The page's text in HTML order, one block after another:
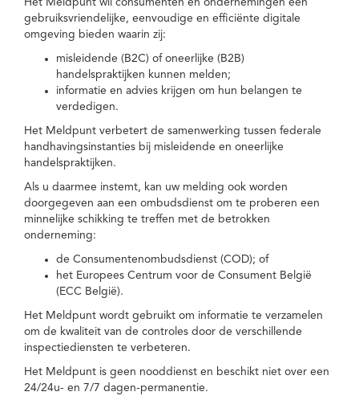
Het Meldpunt wil consumenten en ondernemingen een
gebruiksvriendelijke, eenvoudige en efficiënte digitale
omgeving bieden waarin zij:
misleidende (B2C) of oneerlijke (B2B)
handelspraktijken kunnen melden;
informatie en advies krijgen om hun belangen te
verdedigen.
Het Meldpunt verbetert de samenwerking tussen federale
handhavingsinstanties bij misleidende en oneerlijke
handelspraktijken.
Als u daarmee instemt, kan uw melding ook worden
doorgegeven aan een ombudsdienst om te proberen een
minnelijke schikking te treffen met de betrokken
onderneming:
de Consumentenombudsdienst (COD); of
het Europees Centrum voor de Consument België
(ECC België).
Het Meldpunt wordt gebruikt om informatie te verzamelen
om de kwaliteit van de controles door de verschillende
inspectiediensten te verbeteren.
Het Meldpunt is geen nooddienst en beschikt niet over een
24/24u- en 7/7 dagen-permanentie.